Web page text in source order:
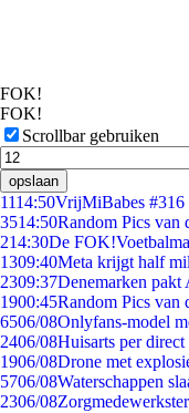
FOK!
FOK!
Scrollbar gebruiken
opslaan
1114:50VrijMiBabes
3514:50Random Pics van
214:30De
1309:40Meta krijgt half
2309:37Denemarken pakt
1900:45Random Pics van
6506/08Onlyfans-model
2406/08Huisarts per
1906/08Drone met
5706/08Waterschappen
2306/08